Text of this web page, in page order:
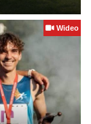
Wideo